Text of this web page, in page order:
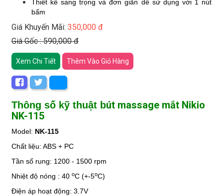
Thiết kế sang trọng và đơn giãn dễ sử dụng với 1 nút
bấm
Giá Khuyến Mãi: 350,000 đ
Giá Gốc : 590,000 đ
Xem Chi Tiết Thêm Vào Giỏ Hàng
Thông số kỹ thuật bút massage mắt Nikio
NK-115
Model: NK-115
Chất liệu: ABS + PC
Tần số rung: 1200 - 1500 rpm
Nhiệt độ nóng : 40 oC (+-5oC)
Điện áp hoạt động: 3.7V